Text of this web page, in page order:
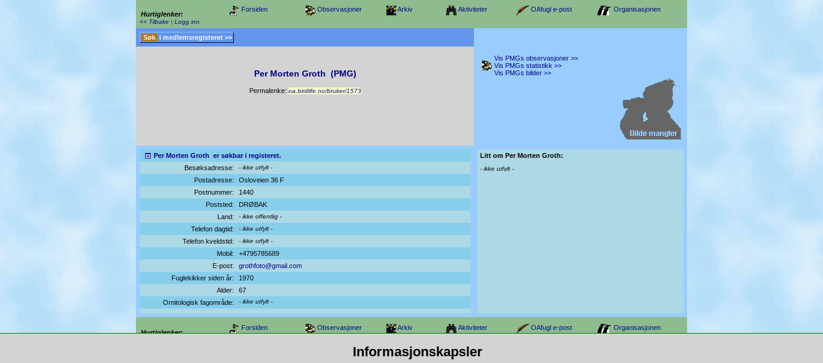
Hurtiglenker:
Forsiden Observasjoner Arkiv Aktiviteter OAfugl e-post Organisasjonen
<< Tilbake | Logg inn
Søk i medlemsregisteret >>
Per Morten Groth (PMG)
Permalenke: oa.birdlife.no/bruker/1573
Vis PMGs observasjoner >>
Vis PMGs statistikk >>
Vis PMGs bilder >>
Per Morten Groth er søkbar i registeret.
Besøksadresse:
- ikke utfylt -
Postadresse:
Osloveien 36 F
Postnummer:
1440
Poststed:
DRØBAK
Land:
- ikke offentlig -
Telefon dagtid: - ikke utfylt -
Telefon kveldstid: - ikke utfylt -
Mobil:
+4795785689
E-post:
grothfoto@gmail.com
Fuglekikker siden år:
1970
Alder:
67
Ornitologisk fagområde:
- ikke utfylt -
Litt om Per Morten Groth:
- ikke utfylt -
Hurtiglenker:
Forsiden Observasjoner Arkiv Aktiviteter OAfugl e-post Organisasjonen
Alt materiell (design, tekst og bilder) under domenene oa.birdlife.no, nofoa.no og oafugl.no er beskyttet via åndsverkloven.
Informasjonskapsler